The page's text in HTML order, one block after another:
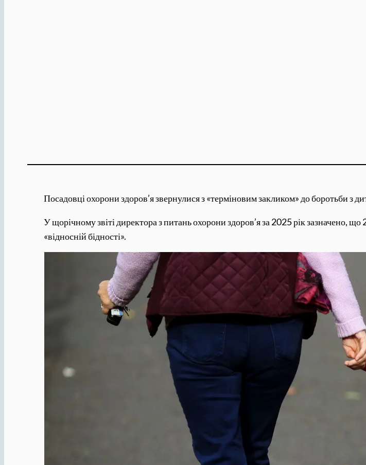
Посадовці охорони здоров’я звернулися з «терміновим закликом» до боротьби з
У щорічному звіті директора з питань охорони здоров’я за 2025 рік зазначено,
«відносній бідності».